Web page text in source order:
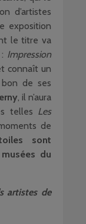
d’artistes
exposition
le titre va
Impression
connaît un
de ses
, il n’aura
telles Les
de
sont
du
artistes de